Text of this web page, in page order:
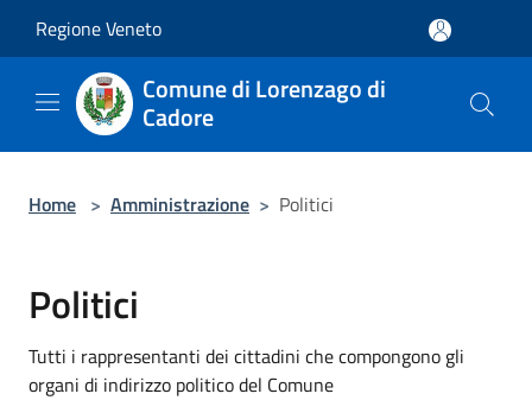
Regione Veneto
Comune di Lorenzago di
Cadore
Home > Amministrazione > Politici
Politici
Tutti i rappresentanti dei cittadini che compongono gli
organi di indirizzo politico del Comune